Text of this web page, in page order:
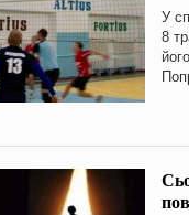
У
8